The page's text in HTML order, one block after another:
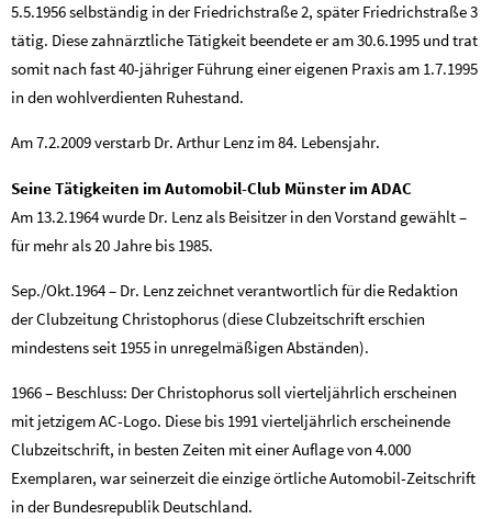
5.5.1956 selbständig in der Friedrichstraße 2, später Friedrichstraße 3
tätig. Diese zahnärztliche Tätigkeit beendete er am 30.6.1995 und trat
somit nach fast 40-jähriger Führung einer eigenen Praxis am 1.7.1995
in den wohlverdienten Ruhestand.
Am 7.2.2009 verstarb Dr. Arthur Lenz im 84. Lebensjahr.
Seine Tätigkeiten im Automobil-Club Münster im ADAC
Am 13.2.1964 wurde Dr. Lenz als Beisitzer in den Vorstand gewählt –
für mehr als 20 Jahre bis 1985.
Sep./Okt.1964 – Dr. Lenz zeichnet verantwortlich für die Redaktion
der Clubzeitung Christophorus (diese Clubzeitschrift erschien
mindestens seit 1955 in unregelmäßigen Abständen).
1966 – Beschluss: Der Christophorus soll vierteljährlich erscheinen
mit jetzigem AC-Logo. Diese bis 1991 vierteljährlich erscheinende
Clubzeitschrift, in besten Zeiten mit einer Auflage von 4.000
Exemplaren, war seinerzeit die einzige örtliche Automobil-Zeitschrift
in der Bundesrepublik Deutschland.